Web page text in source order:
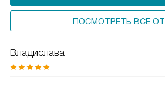
ПОСМОТРЕТЬ ВСЕ
Владислава